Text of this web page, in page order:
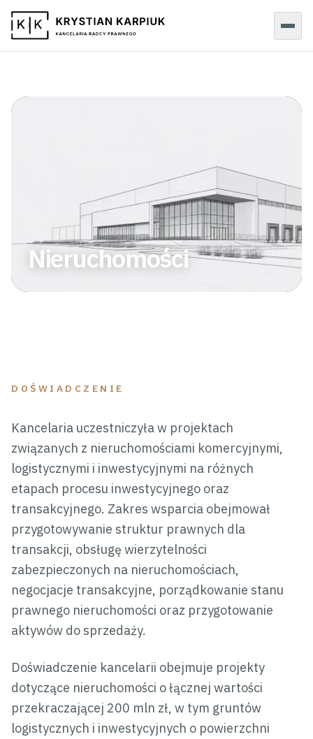
Nieruchomości
DOŚWIADCZENIE
Kancelaria uczestniczyła w projektach
związanych z nieruchomościami komercyjnymi,
logistycznymi i inwestycyjnymi na różnych
etapach procesu inwestycyjnego oraz
transakcyjnego. Zakres wsparcia obejmował
przygotowywanie struktur prawnych dla
transakcji, obsługę wierzytelności
zabezpieczonych na nieruchomościach,
negocjacje transakcyjne, porządkowanie stanu
prawnego nieruchomości oraz przygotowanie
aktywów do sprzedaży.
Doświadczenie kancelarii obejmuje projekty
dotyczące nieruchomości o łącznej wartości
przekraczającej 200 mln zł, w tym gruntów
logistycznych i inwestycyjnych o powierzchni